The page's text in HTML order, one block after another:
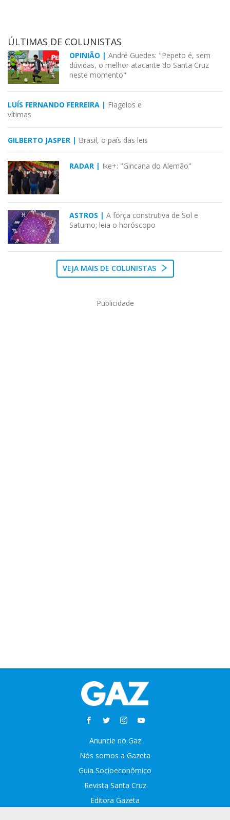
ÚLTIMAS DE COLUNISTAS
OPINIÃO | André Guedes: "Pepeto é, sem
dúvidas, o melhor atacante do Santa Cruz
neste momento"
LUÍS FERNANDO FERREIRA | Flagelos e
vítimas
GILBERTO JASPER | Brasil, o país das leis
RADAR | Ike+: "Gincana do Alemão"
ASTROS | A força construtiva de Sol e
Saturno; leia o horóscopo
VEJA MAIS DE COLUNISTAS
Publicidade
Anuncie no Gaz
Nós somos a Gazeta
Guia Socioeconômico
Revista Santa Cruz
Editora Gazeta